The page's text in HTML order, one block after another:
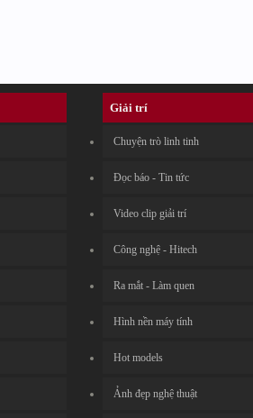
Giải trí
Chuyện trò linh tinh
Đọc báo - Tin tức
Video clip giải trí
Công nghệ - Hitech
Ra mắt - Làm quen
Hình nền máy tính
Hot models
Ảnh đẹp nghệ thuật